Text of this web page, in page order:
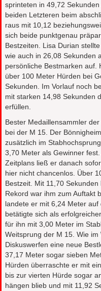
sprinteten in 49,72
beiden Letzteren beim
raus mit 10,12
sich beide punktgenau
Bestzeiten. Lisa Durian
wie auch in 26,08 Sekunden
persönliche Bestmarken auf.
über 100 Meter Hürden bei
Sekunden. Im Vorlauf noch
mit starken 14,98 Sekunden
erfüllen.
Bester Medaillensammler
bei der M 15. Der
zusätzlich im
3,70 Meter als Gewinner
Zeitplans ließ er danach
hier nicht chancenlos. Über
Bestzeit. Mit 11,70
Rekord war ihm zum Auftakt
landete er mit 6,24 Meter
betätigte sich als
für ihn mit 3,00 Meter im
Weitsprung der M 15. Wie
Diskuswerfen eine neue
37,17 Meter sogar sieben
Hürden überraschte er mit
bis zur vierten Hürde sogar
hängen blieb und mit 11,92